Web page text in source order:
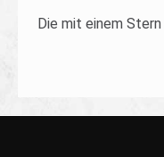
Die mit einem